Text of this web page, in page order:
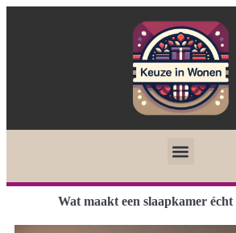
Wat maakt een slaapkamer écht